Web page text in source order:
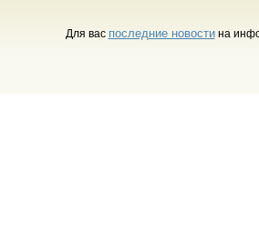
Для вас последние новостина